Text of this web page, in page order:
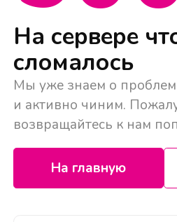
На сервере
сломалось
Мы уже знаем о
и активно чиним.
возвращайтесь к нам
На главную